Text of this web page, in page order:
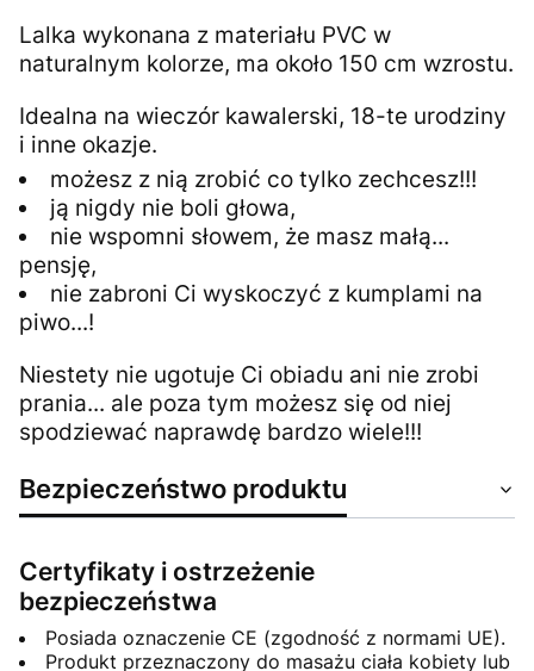
Lalka wykonana z materiału PVC w
naturalnym kolorze, ma około 150 cm wzrostu.
Idealna na wieczór kawalerski, 18-te urodziny
i inne okazje.
możesz z nią zrobić co tylko zechcesz!!!
ją nigdy nie boli głowa,
nie wspomni słowem, że masz małą...
pensję,
nie zabroni Ci wyskoczyć z kumplami na
piwo...!
Niestety nie ugotuje Ci obiadu ani nie zrobi
prania... ale poza tym możesz się od niej
spodziewać naprawdę bardzo wiele!!!
Bezpieczeństwo produktu
Certyfikaty i ostrzeżenie
bezpieczeństwa
Posiada oznaczenie CE (zgodność z normami UE).
Produkt przeznaczony do masażu ciała kobiety lub